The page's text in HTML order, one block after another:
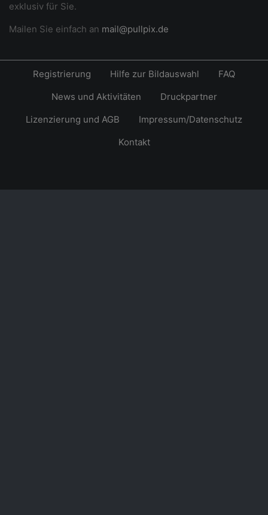
exklusiv für Sie.
Mailen Sie einfach an mail@pullpix.de
Registrierung Hilfe zur Bildauswahl
FAQ
News und Aktivitäten
Druckpartner
Lizenzierung und AGB
Impressum/Datenschutz
Kontakt